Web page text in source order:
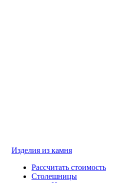
Изделия из камня
Рассчитать стоимость
Столешницы